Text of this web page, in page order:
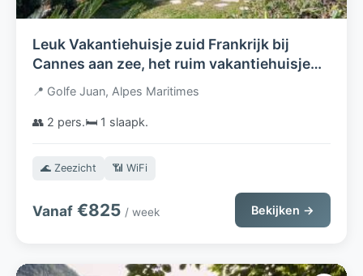
Leuk Vakantiehuisje zuid Frankrijk bij
Cannes aan zee, het ruim vakantiehuisje
voor 2 volwassenen is rustig gelegen, en
heeft uitzicht op zee.
📍 Golfe Juan, Alpes Maritimes
👥 2 pers.🛏️ 1 slaapk.
🌊 Zeezicht 📶 WiFi
Vanaf €825 / week Bekijken →